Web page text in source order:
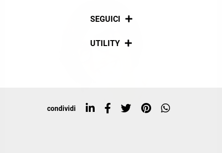
Pagamenti
SEGUICI
Social
UTILITY
Top ricerche
condividi